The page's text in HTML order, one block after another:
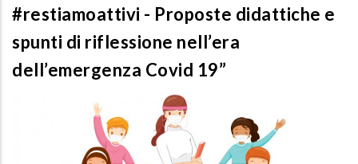
#restiamoattivi - Proposte didattiche e
spunti di riflessione nell’era
dell’emergenza Covid 19”